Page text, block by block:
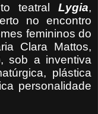
teatral Lygia,
no encontro
femininos do
Clara Mattos,
sob a inventiva
plástica
personalidade